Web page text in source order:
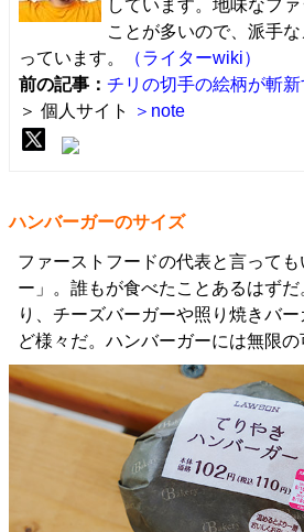
しています。地味なフ
ことが多いので、派手
っています。
（ライターwiki）
前の記事： チリの切手の絵柄が斬
＞ 個人サイト
＞note
ハンバーガーのサイズ
ファーストフードの代表と言って
ー」。誰もが食べたことあるはず
り、チーズバーガーや照り焼きバ
ど様々だ。ハンバーガーには無限の